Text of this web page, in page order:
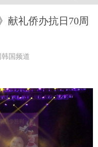
地方 法治
房产
信息化
军事
献礼侨办抗日70周
韩国频道